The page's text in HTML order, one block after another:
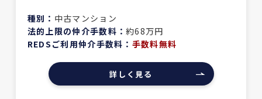
種別： 中古マンション
法的上限の仲介手数料：約68万円
REDSご利用仲介手数料： 手数料無料
詳しく見る